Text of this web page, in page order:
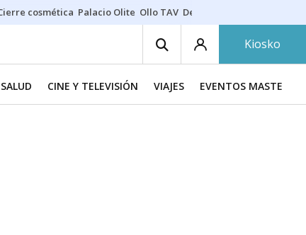
cosmética Palacio Olite Ollo TAV Derrama vecinos
Kiosko
SALUD CINE Y TELEVISIÓN VIAJES EVENTOS